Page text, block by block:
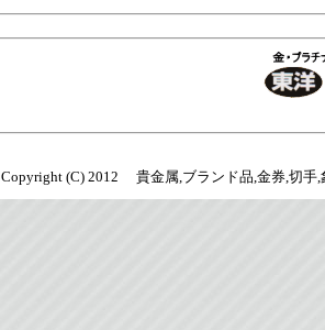
Copyright (C) 2012 貴金属,ブランド品,金券,切手,